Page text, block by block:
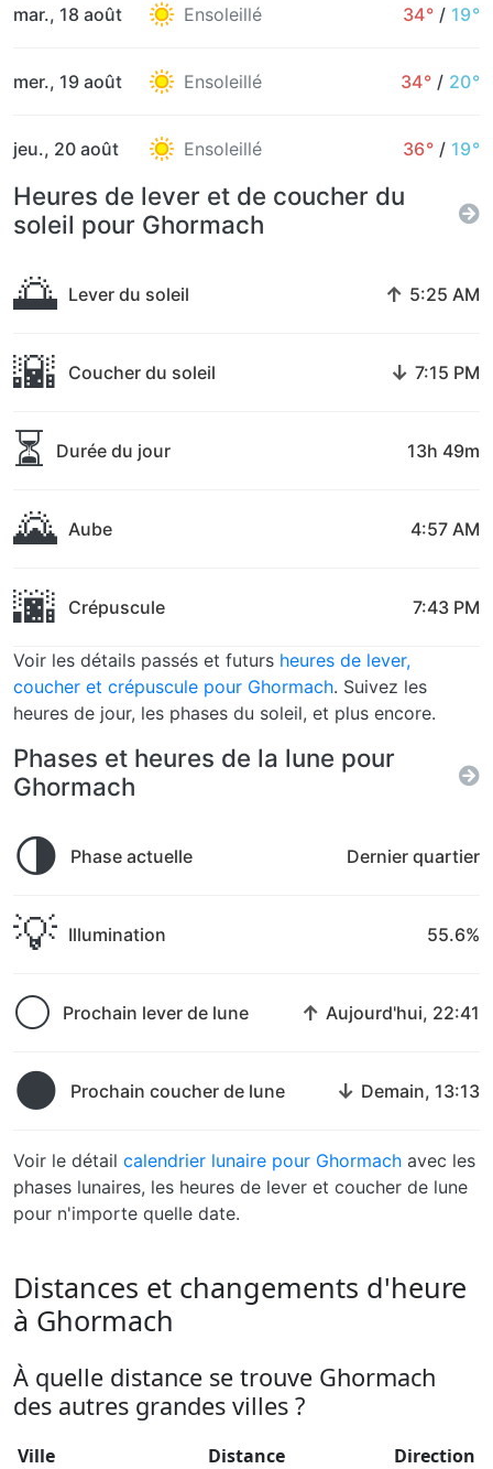
mar., 18 août Ensoleillé 34° / 19°
mer., 19 août Ensoleillé 34° / 20°
jeu., 20 août Ensoleillé 36° / 19°
Heures de lever et de coucher du
soleil pour Ghormach
🌅 Lever du soleil ↑ 5:25 AM
🌇 Coucher du soleil ↓ 7:15 PM
⏳ Durée du jour 13h 49m
🌄 Aube 4:57 AM
🌆 Crépuscule 7:43 PM
Voir les détails passés et futurs heures de lever,
coucher et crépuscule pour Ghormach. Suivez les
heures de jour, les phases du soleil, et plus encore.
Phases et heures de la lune pour
Ghormach
🌗 Phase actuelle Dernier quartier
💡 Illumination 55.6%
🌕 Prochain lever de lune ↑ Aujourd'hui, 22:41
🌑 Prochain coucher de lune ↓ Demain, 13:13
Voir le détail calendrier lunaire pour Ghormach avec les
phases lunaires, les heures de lever et coucher de lune
pour n'importe quelle date.
Distances et changements d'heure
à Ghormach
À quelle distance se trouve Ghormach
des autres grandes villes ?
Ville Distance Direction